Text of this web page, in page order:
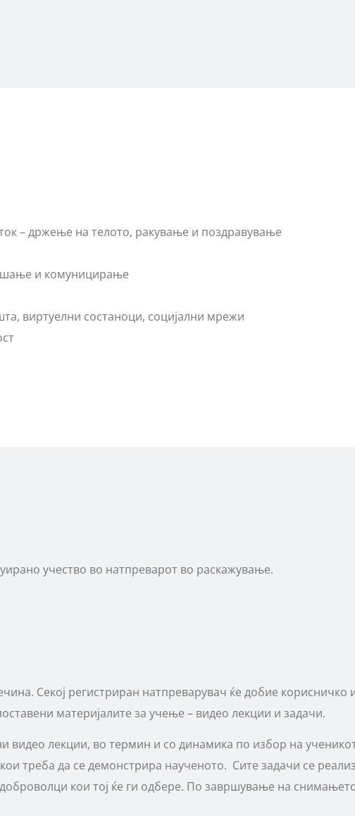
– држење на телото, ракување и поздравување
и комуницирање
виртуелни состаноци, социјални мрежи
учество во натпреварот во раскажување.
Секој регистриран натпреварувач ќе добие корисничко
материјалите за учење – видео лекции и задачи.
видео лекции, во термин и со динамика по избор на
треба да се демонстрира наученото. Сите задачи се
кои тој ќе ги одбере. По завршување на